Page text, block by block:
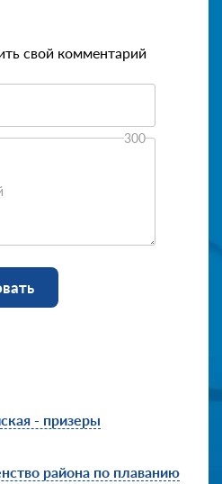
свой комментарий
300
- призеры
района по плаванию